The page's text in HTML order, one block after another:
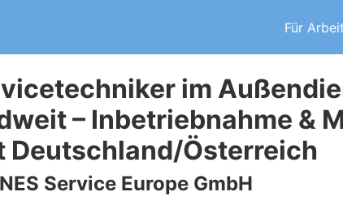
Für
im
– Inbetriebnahme &
Deutschland/Österreich
Service Europe GmbH